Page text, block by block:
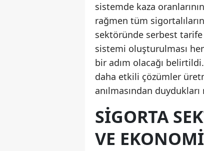
sistemde kaza
rağmen tüm
sektöründe serbest
sistemi oluşturulması
bir adım olacağı
daha etkili çözümler
anılmasından
SIGORTA
VE